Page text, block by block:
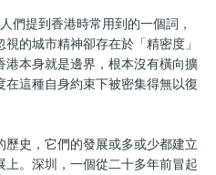
們提到香港時常用到的一個詞，
的城市精神卻存在於「精密度」
港本身就是邊界，根本沒有橫向擴
在這種自身約束下被密集得無以復
歷史，它們的發展或多或少都建立
上。深圳，一個從二十多年前冒起